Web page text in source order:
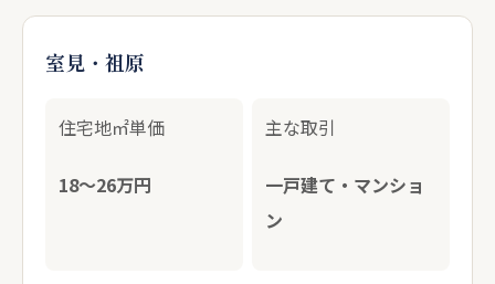
室見・祖原
住宅地㎡単価
18〜26万円
主な取引
一戸建て・マンショ
ン